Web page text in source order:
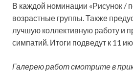
В каждой номинации «Рисунок /
возрастные группы. Также
лучшую коллективную работу и
симпатий. Итоги подведут к 11
Галерею работ смотрите в